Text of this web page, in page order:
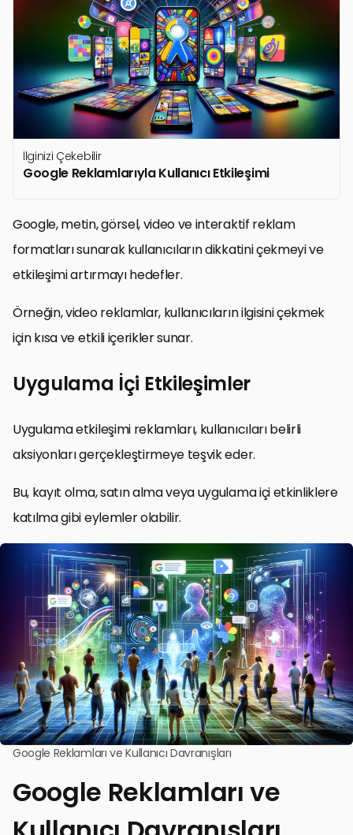
İlginizi Çekebilir
Google Reklamlarıyla Kullanıcı Etkileşimi
Google, metin, görsel, video ve interaktif reklam
formatları sunarak kullanıcıların dikkatini çekmeyi ve
etkileşimi artırmayı hedefler.
Örneğin, video reklamlar, kullanıcıların ilgisini çekmek
için kısa ve etkili içerikler sunar.
Uygulama İçi Etkileşimler
Uygulama etkileşimi reklamları, kullanıcıları belirli
aksiyonları gerçekleştirmeye teşvik eder.
Bu, kayıt olma, satın alma veya uygulama içi etkinliklere
katılma gibi eylemler olabilir.
Google Reklamları ve Kullanıcı Davranışları
Google Reklamları ve